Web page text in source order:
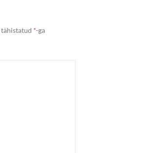
*-ga